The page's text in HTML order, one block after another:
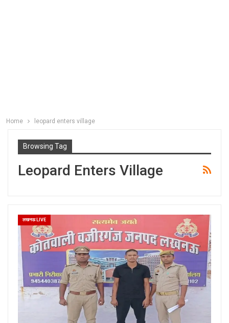
Home leopard enters village
Browsing Tag
Leopard Enters Village
लखनऊ LIVE